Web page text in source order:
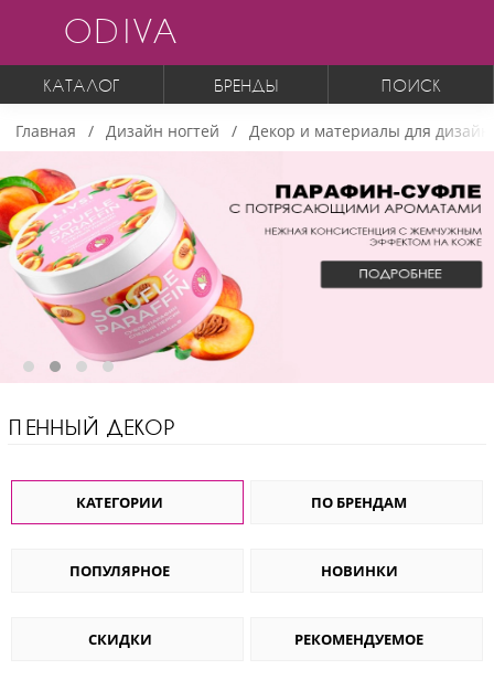
ODIVA
КАТАЛОГ БРЕНДЫ ПОИСК
Главная Дизайн ногтей Декор и материалы для
ПЕННЫЙ ДЕКОР
КАТЕГОРИИ ПО БРЕНДАМ
ПОПУЛЯРНОЕ НОВИНКИ
СКИДКИ РЕКОМЕНДУЕМОЕ